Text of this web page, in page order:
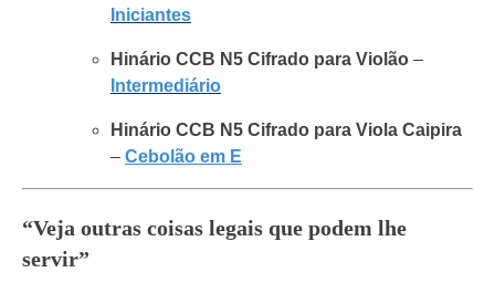
Iniciantes
Hinário CCB N5 Cifrado para Violão –
Intermediário
Hinário CCB N5 Cifrado para Viola Caipira
– Cebolão em E
“Veja outras coisas legais que podem lhe
servir”